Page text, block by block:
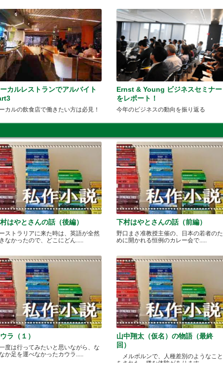
カルレストランでアルバイト
カルの飲食店で働きたい方は必見！
Ernst & Young ビジネスセミナー
をレポート！
今年のビジネスの動向を振り返る
はやとさんの話（後編）
ストラリアに来た時は、英語が全然
なかったので、どこにどん.....
下村はやとさんの話（前編）
野口まさ准教授主催の、日本の若者のた
めに開かれる恒例のカレー会で.....
ラ（１）
度は行ってみたいと思いながら、な
か足を運べなかったカウラ.....
山中翔太（仮名）の物語（最終
回）
メルボルンで、人種差別のようなこと
をされた、嫌な体験があります.....